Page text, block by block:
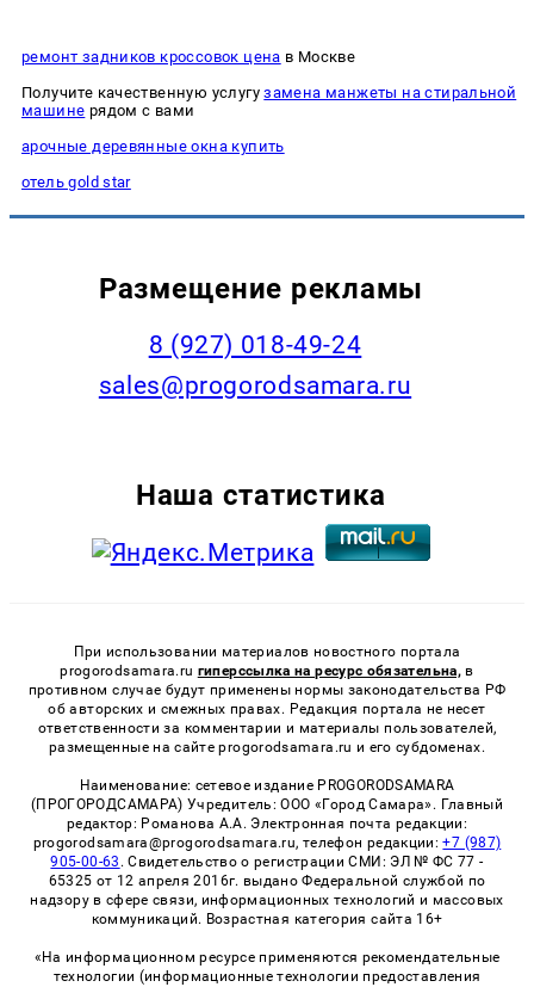
ремонт задников кроссовок цена в Москве
Получите качественную услугузамена манжеты на стиральной
машине рядом с вами
арочные деревянные окна купить
отель gold star
Размещение рекламы
8 (927) 018-49-24
sales@progorodsamara.ru
Наша статистика
При использовании материалов новостного портала
progorodsamara.ru гиперссылка на ресурс обязательна, в
противном случае будут применены нормы законодательства РФ
об авторских и смежных правах. Редакция портала не несет
ответственности за комментарии и материалы пользователей,
размещенные на сайте progorodsamara.ru и его субдоменах.
Наименование: сетевое издание PROGORODSAMARA
(ПРОГОРОДСАМАРА) Учредитель: ООО «Город Самара». Главный
редактор: Романова А.А. Электронная почта редакции:
progorodsamara@progorodsamara.ru, телефон редакции:+7 (987)
905-00-63 . Свидетельство о регистрации СМИ: ЭЛ № ФС 77 -
65325 от 12 апреля 2016г. выдано Федеральной службой по
надзору в сфере связи, информационных технологий и массовых
коммуникаций. Возрастная категория сайта 16+
«На информационном ресурсе применяются рекомендательные
технологии (информационные технологии предоставления